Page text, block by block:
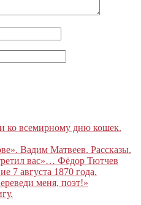
ко всемирному дню кошек.
Вадим Матвеев. Рассказы.
вас»… Фёдор Тютчев
7 августа 1870 года.
меня, поэт!»